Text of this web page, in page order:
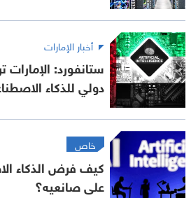
أخبار الإمارات
ستانفورد: الإمارات
دولي للذكاء
خاص
كيف فرض الذكاء
على صانعيه؟